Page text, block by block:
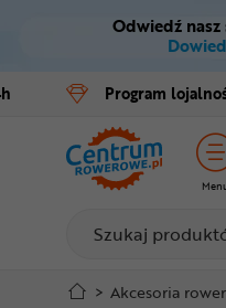
Menu
Informacje
Do
Odwiedź nasz
Program
Rowery
E-bike
Części
Akcesoria
Odzież
> Akcesoria